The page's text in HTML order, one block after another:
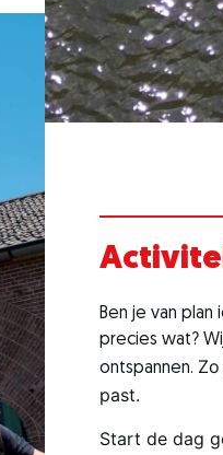
Ben je van
precies wat?
ontspannen.
past.
Start de dag